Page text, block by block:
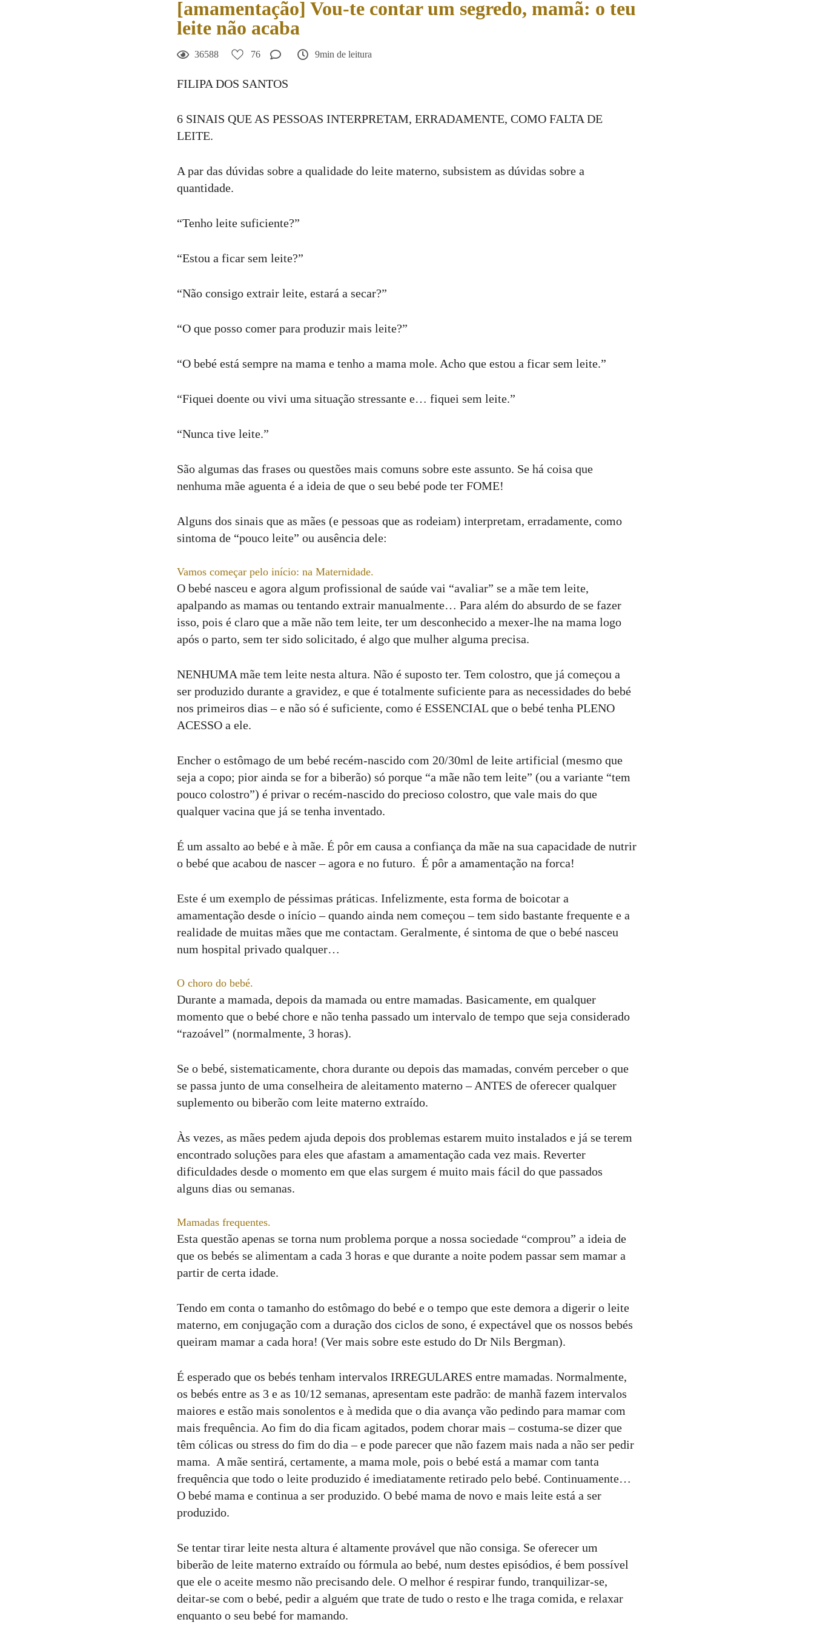
[amamentação] Vou-te contar um segredo, mamã: o teu
leite não acaba
36588 76 9min de leitura
FILIPA DOS SANTOS
6 SINAIS QUE AS PESSOAS INTERPRETAM, ERRADAMENTE, COMO FALTA DE
LEITE.
A par das dúvidas sobre a qualidade do leite materno, subsistem as dúvidas sobre a
quantidade.
“Tenho leite suficiente?”
“Estou a ficar sem leite?”
“Não consigo extrair leite, estará a secar?”
“O que posso comer para produzir mais leite?”
“O bebé está sempre na mama e tenho a mama mole. Acho que estou a ficar sem leite.”
“Fiquei doente ou vivi uma situação stressante e… fiquei sem leite.”
“Nunca tive leite.”
São algumas das frases ou questões mais comuns sobre este assunto. Se há coisa que
nenhuma mãe aguenta é a ideia de que o seu bebé pode ter FOME!
Alguns dos sinais que as mães (e pessoas que as rodeiam) interpretam, erradamente, como
sintoma de “pouco leite” ou ausência dele:
Vamos começar pelo início: na Maternidade.
O bebé nasceu e agora algum profissional de saúde vai “avaliar” se a mãe tem leite,
apalpando as mamas ou tentando extrair manualmente… Para além do absurdo de se fazer
isso, pois é claro que a mãe não tem leite, ter um desconhecido a mexer-lhe na mama logo
após o parto, sem ter sido solicitado, é algo que mulher alguma precisa.
NENHUMA mãe tem leite nesta altura. Não é suposto ter. Tem colostro, que já começou a
ser produzido durante a gravidez, e que é totalmente suficiente para as necessidades do bebé
nos primeiros dias – e não só é suficiente, como é ESSENCIAL que o bebé tenha PLENO
ACESSO a ele.
Encher o estômago de um bebé recém-nascido com 20/30ml de leite artificial (mesmo que
seja a copo; pior ainda se for a biberão) só porque “a mãe não tem leite” (ou a variante “tem
pouco colostro”) é privar o recém-nascido do precioso colostro, que vale mais do que
qualquer vacina que já se tenha inventado.
É um assalto ao bebé e à mãe. É pôr em causa a confiança da mãe na sua capacidade de nutrir
o bebé que acabou de nascer – agora e no futuro. É pôr a amamentação na forca!
Este é um exemplo de péssimas práticas. Infelizmente, esta forma de boicotar a
amamentação desde o início – quando ainda nem começou – tem sido bastante frequente e a
realidade de muitas mães que me contactam. Geralmente, é sintoma de que o bebé nasceu
num hospital privado qualquer…
O choro do bebé.
Durante a mamada, depois da mamada ou entre mamadas. Basicamente, em qualquer
momento que o bebé chore e não tenha passado um intervalo de tempo que seja considerado
“razoável” (normalmente, 3 horas).
Se o bebé, sistematicamente, chora durante ou depois das mamadas, convém perceber o que
se passa junto de uma conselheira de aleitamento materno – ANTES de oferecer qualquer
suplemento ou biberão com leite materno extraído.
Às vezes, as mães pedem ajuda depois dos problemas estarem muito instalados e já se terem
encontrado soluções para eles que afastam a amamentação cada vez mais. Reverter
dificuldades desde o momento em que elas surgem é muito mais fácil do que passados
alguns dias ou semanas.
Mamadas frequentes.
Esta questão apenas se torna num problema porque a nossa sociedade “comprou” a ideia de
que os bebés se alimentam a cada 3 horas e que durante a noite podem passar sem mamar a
partir de certa idade.
Tendo em conta o tamanho do estômago do bebé e o tempo que este demora a digerir o leite
materno, em conjugação com a duração dos ciclos de sono, é expectável que os nossos bebés
queiram mamar a cada hora! (Ver mais sobre este estudo do Dr Nils Bergman).
É esperado que os bebés tenham intervalos IRREGULARES entre mamadas. Normalmente,
os bebés entre as 3 e as 10/12 semanas, apresentam este padrão: de manhã fazem intervalos
maiores e estão mais sonolentos e à medida que o dia avança vão pedindo para mamar com
mais frequência. Ao fim do dia ficam agitados, podem chorar mais – costuma-se dizer que
têm cólicas ou stress do fim do dia – e pode parecer que não fazem mais nada a não ser pedir
mama. A mãe sentirá, certamente, a mama mole, pois o bebé está a mamar com tanta
frequência que todo o leite produzido é imediatamente retirado pelo bebé. Continuamente…
O bebé mama e continua a ser produzido. O bebé mama de novo e mais leite está a ser
produzido.
Se tentar tirar leite nesta altura é altamente provável que não consiga. Se oferecer um
biberão de leite materno extraído ou fórmula ao bebé, num destes episódios, é bem possível
que ele o aceite mesmo não precisando dele. O melhor é respirar fundo, tranquilizar-se,
deitar-se com o bebé, pedir a alguém que trate de tudo o resto e lhe traga comida, e relaxar
enquanto o seu bebé for mamando.